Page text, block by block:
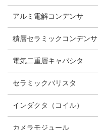
アルミ電解コンデンサ
積層セラミックコンデンサ
電気二重層キャパシタ
セラミックバリスタ
インダクタ（コイル）
カメラモジュール